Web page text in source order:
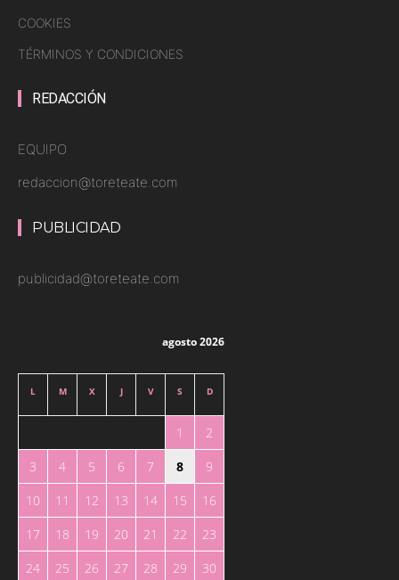
COOKIES
TÉRMINOS Y CONDICIONES
REDACCIÓN
EQUIPO
redaccion@toreteate.com
PUBLICIDAD
publicidad@toreteate.com
agosto 2026
L M X J V S D
1
2
3
4 5 6 7 8
9
10
11 12 13 14 15
16
17
18 19 20 21 22
23
24
25 26 27 28 29
30